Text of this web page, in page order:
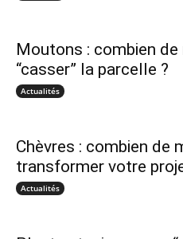
Moutons : combien de
“casser” la parcelle ?
Actualités
Chèvres : combien de
transformer votre
Actualités